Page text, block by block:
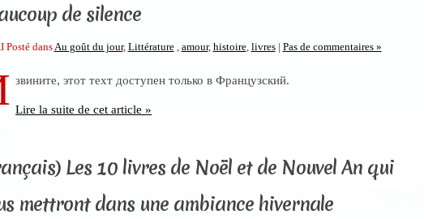
de silence
Posté dans Au goût du jour, Littérature, amour, histoire, livres | Pas de commentaires »
звините, этот техт доступен только в Французский.
Lire la suite de cet article »
Les 10 livres de Noël et de Nouvel An qui
mettront dans une ambiance hivernale